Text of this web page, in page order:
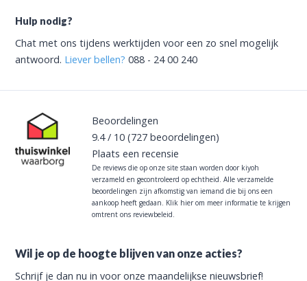
Hulp nodig?
Chat met ons tijdens werktijden voor een zo snel mogelijk
antwoord. Liever bellen? 088 - 24 00 240
Beoordelingen
9.4/ 10 (727 beoordelingen)
Plaats een recensie
De reviews die op onze site staan worden door kiyoh
verzameld en gecontroleerd op echtheid. Alle verzamelde
beoordelingen zijn afkomstig van iemand die bij ons een
aankoop heeft gedaan. Klik hier om meer informatie te krijgen
omtrent ons reviewbeleid.
Wil je op de hoogte blijven van onze acties?
Schrijf je dan nu in voor onze maandelijkse nieuwsbrief!